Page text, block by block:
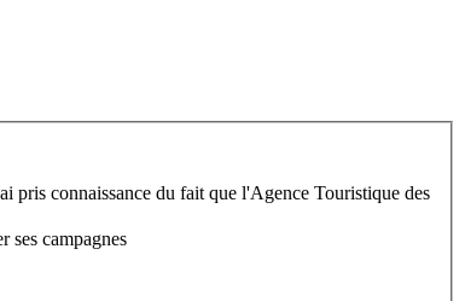
pris connaissance du fait que l'Agence Touristique des
ses campagnes